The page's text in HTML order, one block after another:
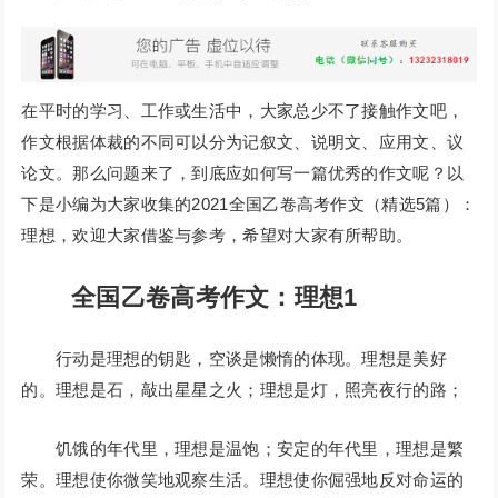
在平时的学习、工作或生活中，大家总少不了接触作文吧，
作文根据体裁的不同可以分为记叙文、说明文、应用文、议
论文。那么问题来了，到底应如何写一篇优秀的作文呢？以
下是小编为大家收集的2021全国乙卷高考作文（精选5篇）：
理想，欢迎大家借鉴与参考，希望对大家有所帮助。
全国乙卷高考作文：理想1
行动是理想的钥匙，空谈是懒惰的体现。理想是美好
的。理想是石，敲出星星之火；理想是灯，照亮夜行的路；
饥饿的年代里，理想是温饱；安定的年代里，理想是繁
荣。理想使你微笑地观察生活。理想使你倔强地反对命运的